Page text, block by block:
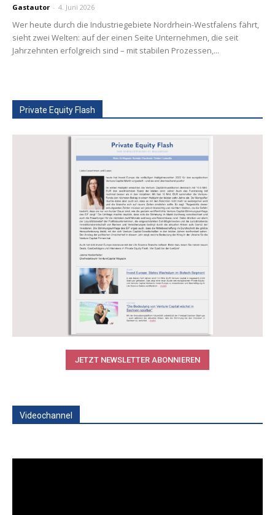
Gastautor - 4. Juni 2026
Wer heute durch die Industriegebiete Nordrhein-Westfalens fährt,
sieht zwei Welten: auf der einen Seite Unternehmen, die seit
Jahrzehnten erfolgreich sind – mit stabilen Prozessen,...
Private Equity Flash
JETZT NEWSLETTER ABONNIEREN
Videochannel